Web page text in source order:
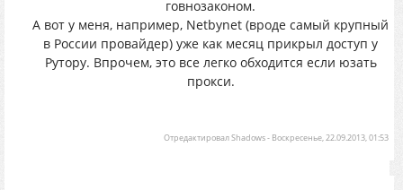
говнозаконом.
А вот у меня, например, Netbynet (вроде самый крупный
в России провайдер) уже как месяц прикрыл доступ у
Рутору. Впрочем, это все легко обходится если юзать
прокси.
ОтредактировалShadows- Воскресенье, 22.09.2013, 01:53